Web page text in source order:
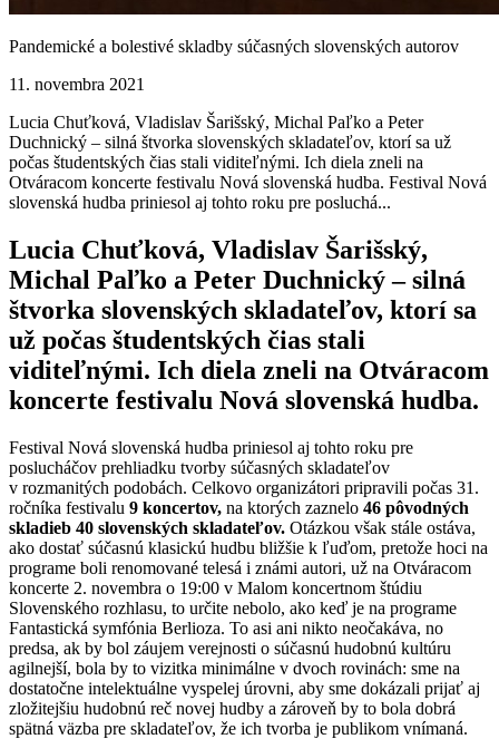
Pandemické a bolestivé skladby súčasných slovenských autorov
11. novembra 2021
Lucia Chuťková, Vladislav Šarišský, Michal Paľko a Peter
Duchnický – silná štvorka slovenských skladateľov, ktorí sa už
počas študentských čias stali viditeľnými. Ich diela zneli na
Otváracom koncerte festivalu Nová slovenská hudba. Festival Nová
slovenská hudba priniesol aj tohto roku pre posluchá...
Lucia Chuťková, Vladislav Šarišský,
Michal Paľko a Peter Duchnický – silná
štvorka slovenských skladateľov, ktorí sa
už počas študentských čias stali
viditeľnými. Ich diela zneli na Otváracom
koncerte festivalu Nová slovenská hudba.
Festival Nová slovenská hudba priniesol aj tohto roku pre
poslucháčov prehliadku tvorby súčasných skladateľov
v rozmanitých podobách. Celkovo organizátori pripravili počas 31.
ročníka festivalu 9 koncertov, na ktorých zaznelo 46 pôvodných
skladieb 40 slovenských skladateľov. Otázkou však stále ostáva,
ako dostať súčasnú klasickú hudbu bližšie k ľuďom, pretože hoci na
programe boli renomované telesá i známi autori, už na Otváracom
koncerte 2. novembra o 19:00 v Malom koncertnom štúdiu
Slovenského rozhlasu, to určite nebolo, ako keď je na programe
Fantastická symfónia Berlioza. To asi ani nikto neočakáva, no
predsa, ak by bol záujem verejnosti o súčasnú hudobnú kultúru
agilnejší, bola by to vizitka minimálne v dvoch rovinách: sme na
dostatočne intelektuálne vyspelej úrovni, aby sme dokázali prijať aj
zložitejšiu hudobnú reč novej hudby a zároveň by to bola dobrá
spätná väzba pre skladateľov, že ich tvorba je publikom vnímaná.